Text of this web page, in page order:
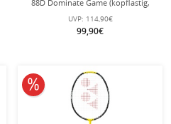
88D Dominate Game (kopflastig,
mittel) 2024 schwarz/silber - besaitet
-
UVP: 114,90€
99,90€
10% reduziert